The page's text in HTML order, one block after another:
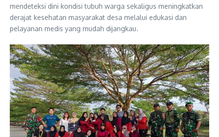
mendeteksi dini kondisi tubuh warga sekaligus meningkatkan
derajat kesehatan masyarakat desa melalui edukasi dan
pelayanan medis yang mudah dijangkau.